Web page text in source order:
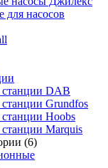
насосов
DAB
Grundfos
Hoobs
Marquis
(6)